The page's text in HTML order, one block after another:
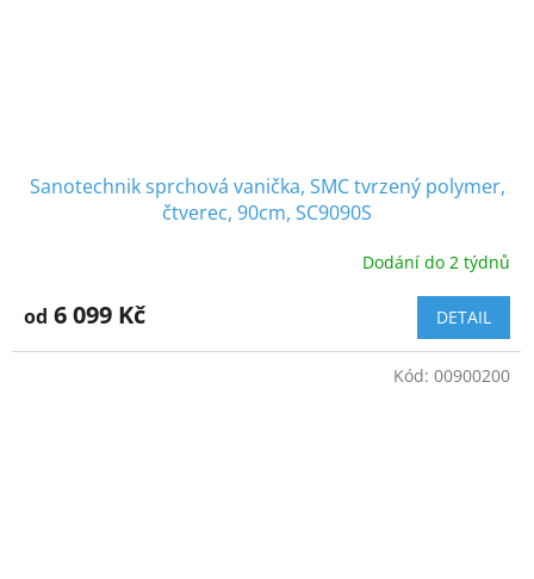
Sanotechnik sprchová vanička, SMC tvrzený polymer,
čtverec, 90cm, SC9090S
Dodání do 2 týdnů
od 6 099 Kč DETAIL
Kód: 00900200